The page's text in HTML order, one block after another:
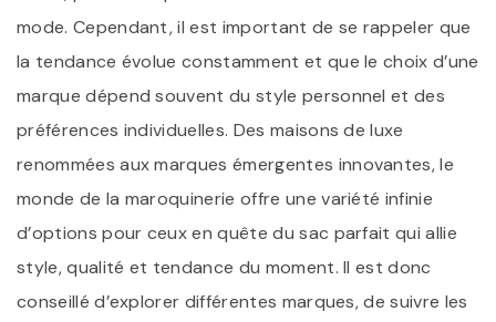
mode. Cependant, il est important de se rappeler que
la tendance évolue constamment et que le choix d’une
marque dépend souvent du style personnel et des
préférences individuelles. Des maisons de luxe
renommées aux marques émergentes innovantes, le
monde de la maroquinerie offre une variété infinie
d’options pour ceux en quête du sac parfait qui allie
style, qualité et tendance du moment. Il est donc
conseillé d’explorer différentes marques, de suivre les